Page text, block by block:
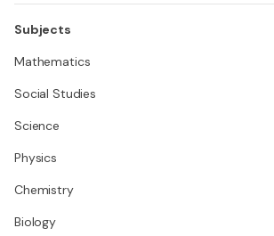
Subjects
Mathematics
Social Studies
Science
Physics
Chemistry
Biology